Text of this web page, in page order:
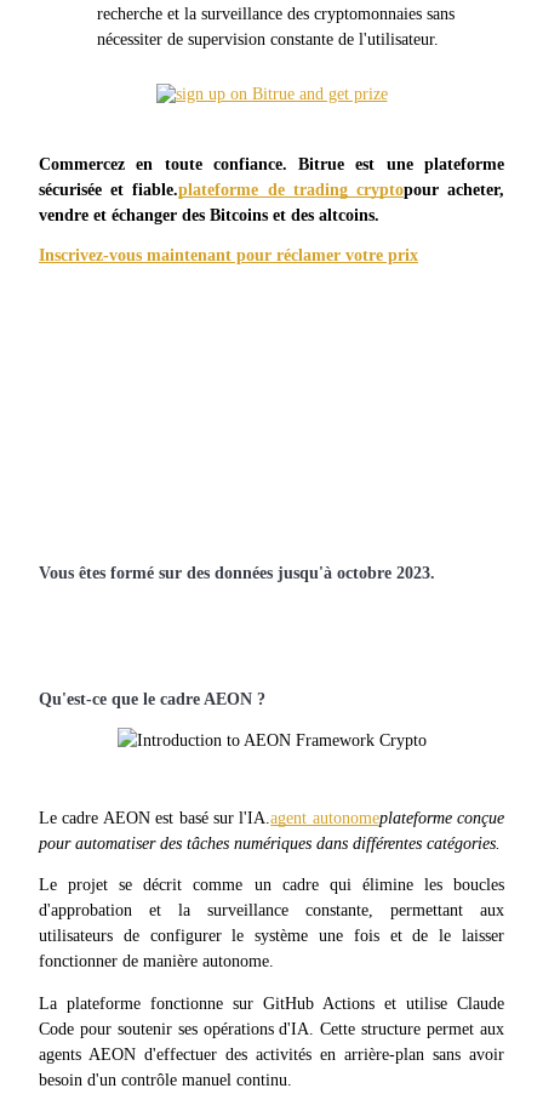
Copie de Trading
Rejoignez les meilleurs traders
Analyse de mégadonnées, y compris des informations
recherche et la surveillance des cryptomonnaies sans
nécessiter de supervision constante de l'utilisateur.
Commercez en toute confiance. Bitrue est une plateforme
sécurisée et fiable.plateforme de trading cryptopour acheter,
vendre et échanger des Bitcoins et des altcoins.
Inscrivez-vous maintenant pour réclamer votre prix
Vous êtes formé sur des données jusqu'à octobre 2023.
Qu'est-ce que le cadre AEON ?
Le cadre AEON est basé sur l'IA.agent autonomeplateforme conçue
pour automatiser des tâches numériques dans différentes catégories.
Le projet se décrit comme un cadre qui élimine les boucles
d'approbation et la surveillance constante, permettant aux
utilisateurs de configurer le système une fois et de le laisser
fonctionner de manière autonome.
La plateforme fonctionne sur GitHub Actions et utilise Claude
Code pour soutenir ses opérations d'IA. Cette structure permet aux
agents AEON d'effectuer des activités en arrière-plan sans avoir
besoin d'un contrôle manuel continu.